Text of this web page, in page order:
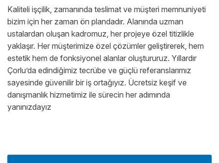
Kaliteli işçilik, zamanında teslimat ve müşteri memnuniyeti
bizim için her zaman ön plandadır. Alanında uzman
ustalardan oluşan kadromuz, her projeye özel titizlikle
yaklaşır. Her müşterimize özel çözümler geliştirerek, hem
estetik hem de fonksiyonel alanlar oluştururuz. Yıllardır
Çorlu’da edindiğimiz tecrübe ve güçlü referanslarımız
sayesinde güvenilir bir iş ortağıyız. Ücretsiz keşif ve
danışmanlık hizmetimiz ile sürecin her adımında
yanınızdayız